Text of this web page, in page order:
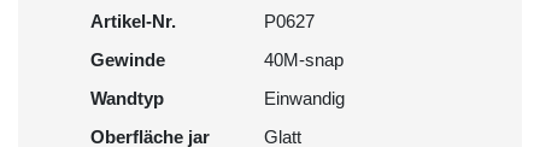
Artikel-Nr.
P0627
Gewinde
40M-snap
Wandtyp
Einwandig
Oberfläche jar
Glatt